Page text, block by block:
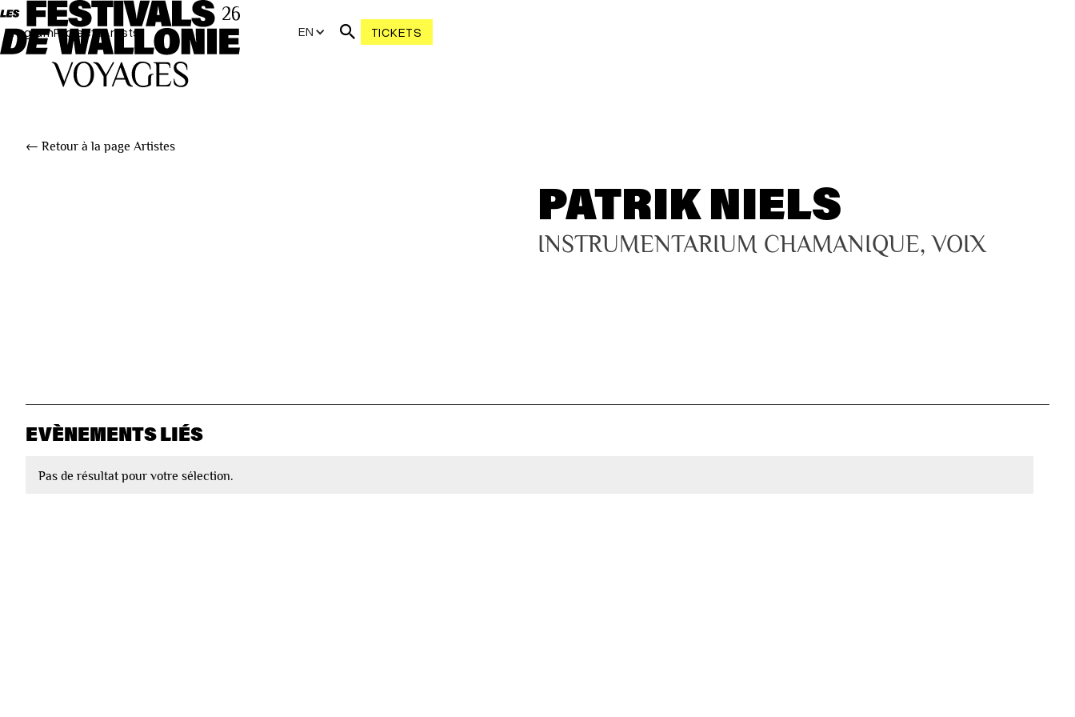
ProgramProjectsArtists EN TICKETS
← Retour à la page Artistes
PATRIK NIELS
INSTRUMENTARIUM CHAMANIQUE, VOIX
EVÈNEMENTS LIÉS
Pas de résultat pour votre sélection.